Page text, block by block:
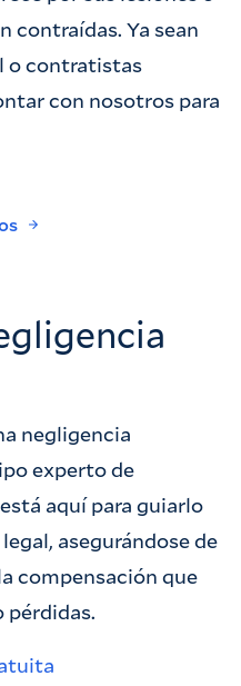
contraídas. Ya sean
o contratistas
con nosotros para
negligencia
experto de
aquí para guiarlo
asegurándose de
compensación que
pérdidas.